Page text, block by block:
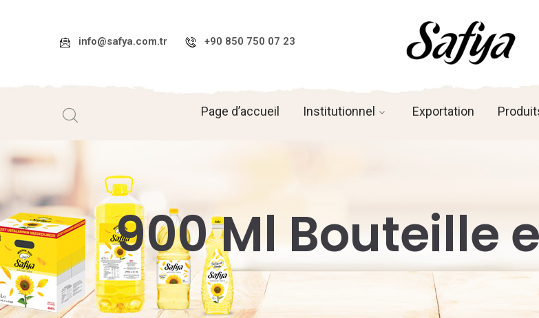
info@safya.com.tr +90 850 750 07 23
Page d’accueil Institutionnel Exportation
900 Ml Bouteille